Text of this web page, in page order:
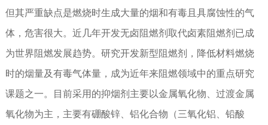
但其严重缺点是燃烧时生成大量的烟和有毒且具腐蚀性的气
体，危害很大。近几年开发无卤阻燃剂取代卤素阻燃剂已成
为世界阻燃发展趋势。研究开发新型阻燃剂，降低材料燃烧
时的烟量及有毒气体量，成为近年来阻燃领域中的重点研究
课题之一。目前采用的抑烟剂主要以金属氧化物、过渡金属
氧化物为主，主要有硼酸锌、铝化合物（三氧化铝、铅酸